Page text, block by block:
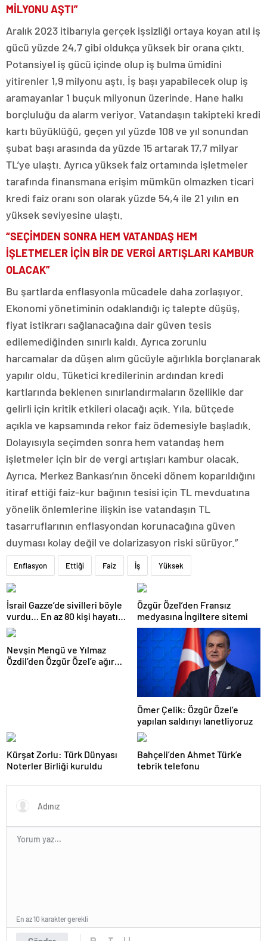
MİLYONU AŞTI”
Aralık 2023 itibarıyla gerçek işsizliği ortaya koyan atıl iş
gücü yüzde 24,7 gibi oldukça yüksek bir orana çıktı.
Potansiyel iş gücü içinde olup iş bulma ümidini
yitirenler 1,9 milyonu aştı. İş başı yapabilecek olup iş
aramayanlar 1 buçuk milyonun üzerinde. Hane halkı
borçluluğu da alarm veriyor. Vatandaşın takipteki kredi
kartı büyüklüğü, geçen yıl yüzde 108 ve yıl sonundan
şubat başı arasında da yüzde 15 artarak 17,7 milyar
TL’ye ulaştı. Ayrıca yüksek faiz ortamında işletmeler
tarafında finansmana erişim mümkün olmazken ticari
kredi faiz oranı son olarak yüzde 54,4 ile 21 yılın en
yüksek seviyesine ulaştı.
“SEÇİMDEN SONRA HEM VATANDAŞ HEM
İŞLETMELER İÇİN BİR DE VERGİ ARTIŞLARI KAMBUR
OLACAK”
Bu şartlarda enflasyonla mücadele daha zorlaşıyor.
Ekonomi yönetiminin odaklandığı iç talepte düşüş,
fiyat istikrarı sağlanacağına dair güven tesis
edilemediğinden sınırlı kaldı. Ayrıca zorunlu
harcamalar da düşen alım gücüyle ağırlıkla borçlanarak
yapılır oldu. Tüketici kredilerinin ardından kredi
kartlarında beklenen sınırlandırmaların özellikle dar
gelirli için kritik etkileri olacağı açık. Yıla, bütçede
açıkla ve kapsamında rekor faiz ödemesiyle başladık.
Dolayısıyla seçimden sonra hem vatandaş hem
işletmeler için bir de vergi artışları kambur olacak.
Ayrıca, Merkez Bankası’nın önceki dönem koparıldığını
itiraf ettiği faiz-kur bağının tesisi için TL mevduatına
yönelik önlemlerine ilişkin ise vatandaşın TL
tasarruflarının enflasyondan korunacağına güven
duyması kolay değil ve dolarizasyon riski sürüyor.”
Enflasyon Ettiği Faiz İş Yüksek
İsrail Gazze’de sivilleri böyle
vurdu… En az 80 kişi hayatını
kaybetti
Özgür Özel’den Fransız
medyasına İngiltere sitemi
Nevşin Mengü ve Yılmaz
Özdil’den Özgür Özel’e ağır
Ömer Çelik: Özgür Özel’e
yapılan saldırıyı lanetliyoruz
Kürşat Zorlu: Türk Dünyası
Noterler Birliği kuruldu
Bahçeli’den Ahmet Türk’e
tebrik telefonu
En az 10 karakter gerekli